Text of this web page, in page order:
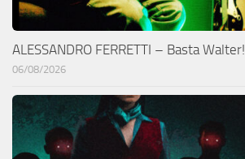
ALESSANDRO FERRETTI – Basta Walter!
06/08/2026